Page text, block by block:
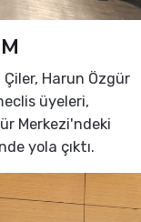
Harun Özgür
üyeleri,
Merkezi'ndeki
yola çıktı.